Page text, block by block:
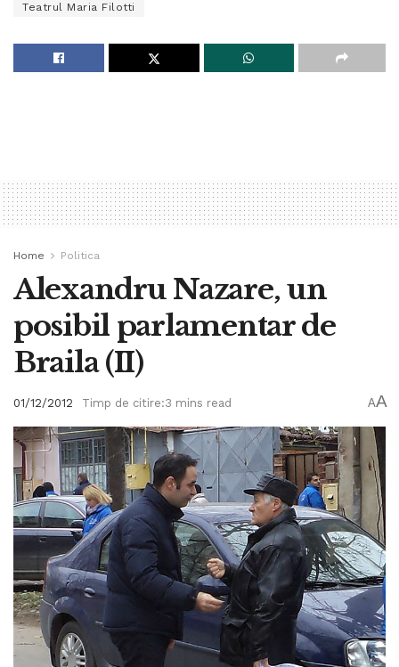
Teatrul Maria Filotti
Home Politica
Alexandru Nazare, un
posibil parlamentar de
Braila (II)
01/12/2012 Timp de citire:3 mins read AA